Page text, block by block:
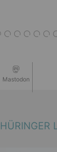
3 4 5 6 7 8
Mastodon